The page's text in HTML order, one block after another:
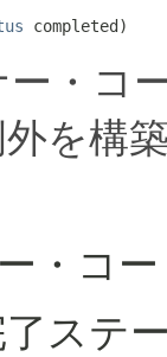
completed)
・コ
を構
・コー
ステ